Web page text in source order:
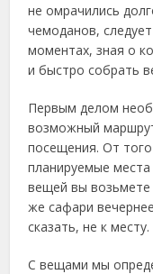
не омрачились
чемоданов,
моментах, зная о
и быстро собрать
Первым делом
возможный
посещения. От
планируемые места
вещей вы возьмете
же сафари
сказать, не к месту.
С вещами мы